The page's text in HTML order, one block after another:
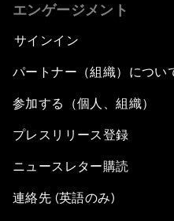
エンゲージメント
サインイン
パートナー（組織）につい
参加する（個人、組織）
プレスリリース登録
ニュースレター購読
連絡先 (英語のみ)